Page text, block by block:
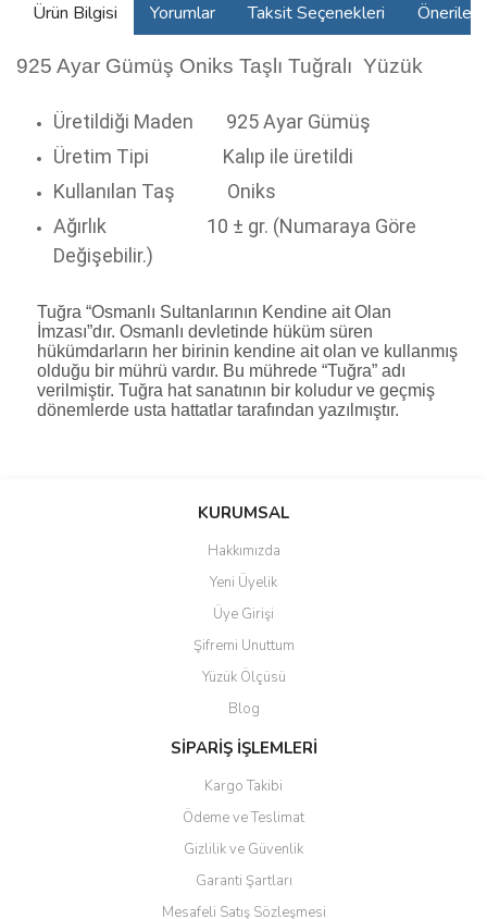
Ürün Bilgisi Yorumlar Taksit Seçenekleri
925 Ayar Gümüş Oniks Taşlı Tuğralı Yüzük
Üretildiği Maden
925 Ayar Gümüş
Üretim Tipi Kalıp ile üretildi
Kullanılan Taş Oniks
Ağırlık 10 ± gr. (Numaraya Göre
Değişebilir.)
Tuğra “Osmanlı Sultanlarının Kendine ait Olan
İmzası”dır. Osmanlı devletinde hüküm süren
hükümdarların her birinin kendine ait olan ve kullanmış
olduğu bir mührü vardır. Bu mührede “Tuğra” adı
verilmiştir. Tuğra hat sanatının bir koludur ve geçmiş
dönemlerde usta hattatlar tarafından yazılmıştır.
Bu ürüne ilk yorumu siz yapın!
Yorum Yaz
Ürün resmi kalitesiz, bozuk veya görüntülenemiyor.
Ürün açıklamasında eksik bilgiler bulunuyor.
Ürün bilgilerinde hatalar bulunuyor.
Ürün fiyatı diğer sitelerden daha pahalı.
Bu ürüne benzer farklı alternatifler olmalı.
Gönder
KURUMSAL
Hakkımızda
Yeni Üyelik
Üye Girişi
Şifremi Unuttum
Yüzük Ölçüsü
Blog
SİPARİŞ İŞLEMLERİ
Kargo Takibi
Ödeme ve Teslimat
Gizlilik ve Güvenlik
Garanti Şartları
Mesafeli Satış Sözleşmesi